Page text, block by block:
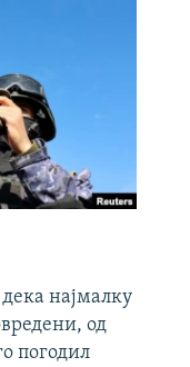
најмалку
од
погодил